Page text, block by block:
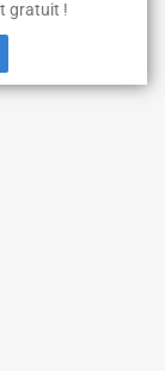
gratuit !